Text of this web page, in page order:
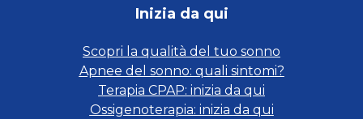
Inizia da qui
Scopri la qualità del tuo sonno
Apnee del sonno: quali sintomi?
Terapia CPAP: inizia da qui
Ossigenoterapia: inizia da qui